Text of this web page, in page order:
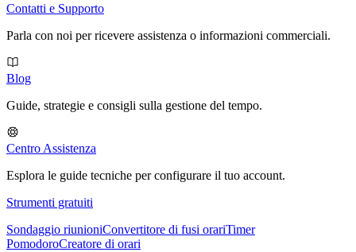
Contatti e Supporto
Parla con noi per ricevere assistenza o informazioni commerciali.
Blog
Guide, strategie e consigli sulla gestione del tempo.
Centro Assistenza
Esplora le guide tecniche per configurare il tuo account.
Strumenti gratuiti
Sondaggio riunioniConvertitore di fusi orariTimer
PomodoroCreatore di orari